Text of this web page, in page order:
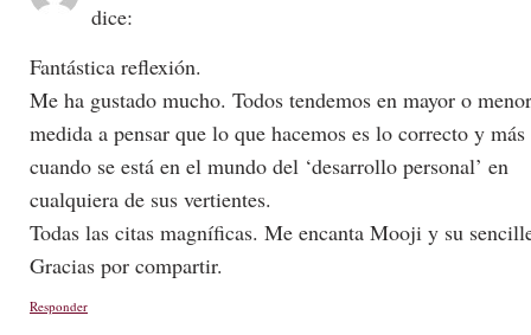
dice:
Fantástica reflexión.
Me ha gustado mucho. Todos tendemos en mayor o menor
medida a pensar que lo que hacemos es lo correcto y más
cuando se está en el mundo del ‘desarrollo personal’ en
cualquiera de sus vertientes.
Todas las citas magníficas. Me encanta Mooji y su
Gracias por compartir.
Responder